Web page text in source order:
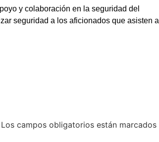
y colaboración en la seguridad del
seguridad a los aficionados que asisten al
Los campos obligatorios están marcados